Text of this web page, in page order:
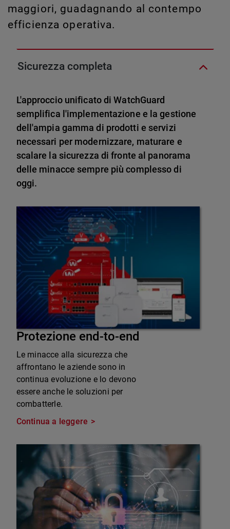
maggiori, guadagnando al contempo
efficienza operativa.
Sicurezza completa
L'approccio unificato di WatchGuard
semplifica l'implementazione e la gestione
dell'ampia gamma di prodotti e servizi
necessari per modernizzare, maturare e
scalare la sicurezza di fronte al panorama
delle minacce sempre più complesso di
oggi.
Protezione end-to-end
Le minacce alla sicurezza che
affrontano le aziende sono in
continua evoluzione e lo devono
essere anche le soluzioni per
combatterle.
Continua a leggere